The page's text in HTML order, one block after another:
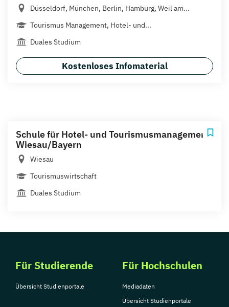
Düsseldorf, München, Berlin, Hamburg, Weil am...
Tourismus Management, Hotel- und...
Duales Studium
Kostenloses Infomaterial
Schule für Hotel- und Tourismusmanagement
Wiesau/Bayern
Wiesau
Tourismuswirtschaft
Duales Studium
Für Studierende
Übersicht Studienportale
Für Hochschulen
Mediadaten
Übersicht Studienportale